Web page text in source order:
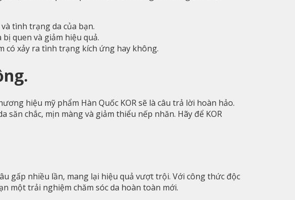
tình trạng da của bạn.
quen và giảm hiệu quả.
có xảy ra tình trạng kích ứng hay không.
hiệu mỹ phẩm Hàn Quốc KOR sẽ là câu trả lời hoàn hảo.
săn chắc, mịn màng và giảm thiểu nếp nhăn. Hãy để KOR
gấp nhiều lần, mang lại hiệu quả vượt trội. Với công thức độc
một trải nghiệm chăm sóc da hoàn toàn mới.